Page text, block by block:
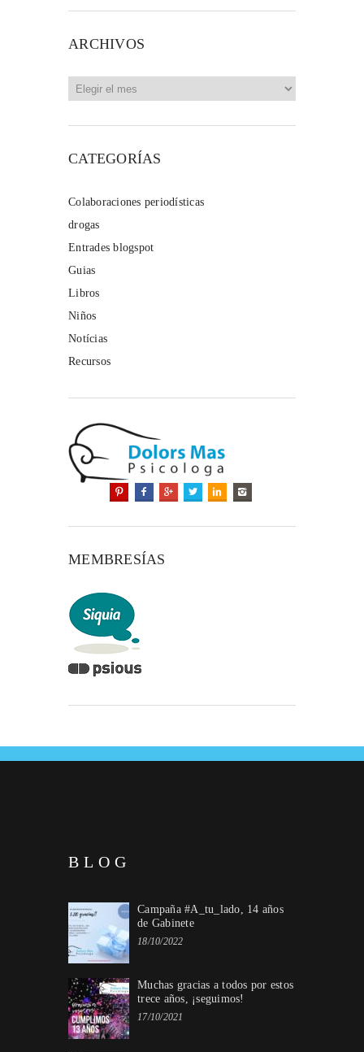
ARCHIVOS
Archivos
CATEGORÍAS
Colaboraciones periodísticas
drogas
Entrades blogspot
Guias
Libros
Niños
Notícias
Recursos
MEMBRESÍAS
BLOG
Campaña #A_tu_lado, 14 años
de Gabinete
18/10/2022
Muchas gracias a todos por estos
trece años, ¡seguimos!
17/10/2021